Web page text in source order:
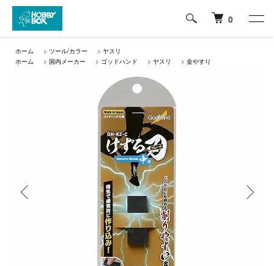
0
ホーム > ツール/カラー > ヤスリ
ホーム
> 国内メーカー > ゴッドハンド > ヤスリ > 金やすり